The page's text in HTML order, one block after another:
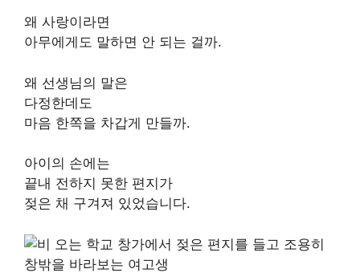
왜 사랑이라면
아무에게도 말하면 안 되는 걸까.
왜 선생님의 말은
다정한데도
마음 한쪽을 차갑게 만들까.
아이의 손에는
끝내 전하지 못한 편지가
젖은 채 구겨져 있었습니다.